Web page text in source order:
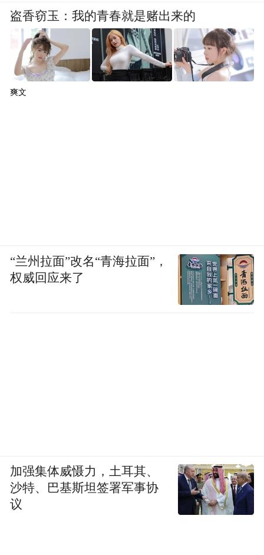
盗香窃玉：我的青春就是赌出来的
爽文
“兰州拉面”改名“青海拉面”，
权威回应来了
加强集体威慑力，土耳其、
沙特、巴基斯坦签署军事协
议